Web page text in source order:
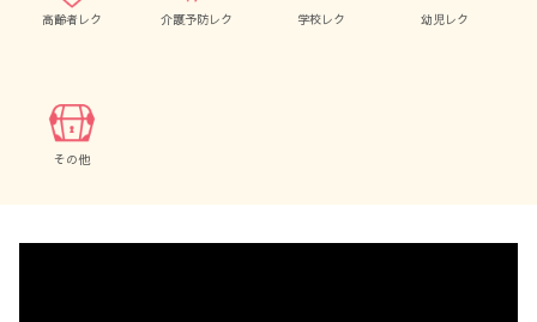
高齢者レク 介護予防レク 学校レク 幼児レク
その他